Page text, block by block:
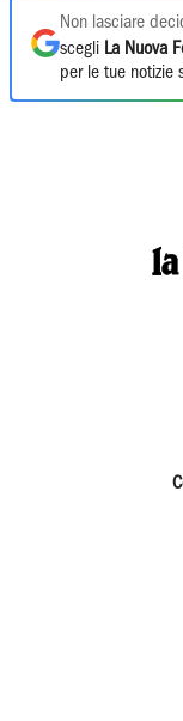
Non lasciare
scegli La Nuova
per le tue notizie